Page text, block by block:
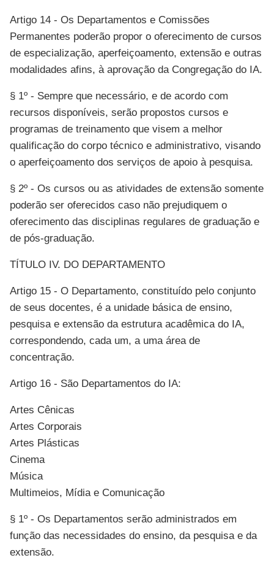
Artigo 14 - Os Departamentos e Comissões
Permanentes poderão propor o oferecimento de cursos
de especialização, aperfeiçoamento, extensão e outras
modalidades afins, à aprovação da Congregação do IA.
§ 1º - Sempre que necessário, e de acordo com
recursos disponíveis, serão propostos cursos e
programas de treinamento que visem a melhor
qualificação do corpo técnico e administrativo, visando
o aperfeiçoamento dos serviços de apoio à pesquisa.
§ 2º - Os cursos ou as atividades de extensão somente
poderão ser oferecidos caso não prejudiquem o
oferecimento das disciplinas regulares de graduação e
de pós-graduação.
TÍTULO IV. DO DEPARTAMENTO
Artigo 15 - O Departamento, constituído pelo conjunto
de seus docentes, é a unidade básica de ensino,
pesquisa e extensão da estrutura acadêmica do IA,
correspondendo, cada um, a uma área de
concentração.
Artigo 16 - São Departamentos do IA:
Artes Cênicas
Artes Corporais
Artes Plásticas
Cinema
Música
Multimeios, Mídia e Comunicação
§ 1º - Os Departamentos serão administrados em
função das necessidades do ensino, da pesquisa e da
extensão.